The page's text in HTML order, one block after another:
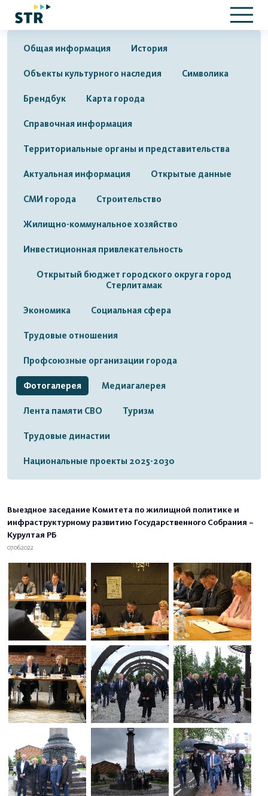
Общая информация История
Объекты культурного наследия Символика
Брендбук Карта города
Справочная информация
Территориальные органы и представительства
Актуальная информация Открытые данные
СМИ города Строительство
Жилищно-коммунальное хозяйство
Инвестиционная привлекательность
Открытый бюджет городского округа город
Стерлитамак
Экономика Социальная сфера
Трудовые отношения
Профсоюзные организации города
Фотогалерея Медиагалерея
Лента памяти СВО Туризм
Трудовые династии
Национальные проекты 2025-2030
Выездное заседание Комитета по жилищной политике и
инфраструктурному развитию Государственного Собрания –
Курултая РБ
07.06.2022